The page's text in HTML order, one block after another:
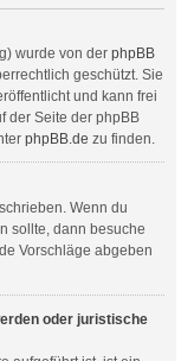
wurde von der phpBB
geschützt. Sie
und kann frei
der Seite der phpBB
phpBB.de zu finden.
Wenn du
sollte, dann besuche
Vorschläge abgeben
oder juristische